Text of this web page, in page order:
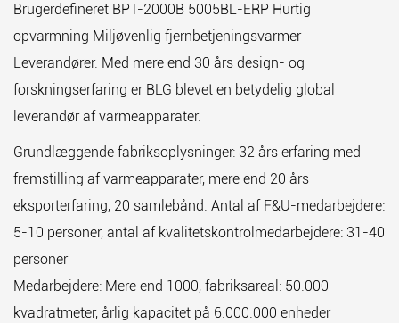
Brugerdefineret BPT-2000B 5005BL-ERP Hurtig
opvarmning Miljøvenlig fjernbetjeningsvarmer
Leverandører. Med mere end 30 års design- og
forskningserfaring er BLG blevet en betydelig global
leverandør af varmeapparater.
Grundlæggende fabriksoplysninger: 32 års erfaring med
fremstilling af varmeapparater, mere end 20 års
eksporterfaring, 20 samlebånd. Antal af F&U-medarbejdere:
5-10 personer, antal af kvalitetskontrolmedarbejdere: 31-40
personer
Medarbejdere: Mere end 1000, fabriksareal: 50.000
kvadratmeter, årlig kapacitet på 6.000.000 enheder